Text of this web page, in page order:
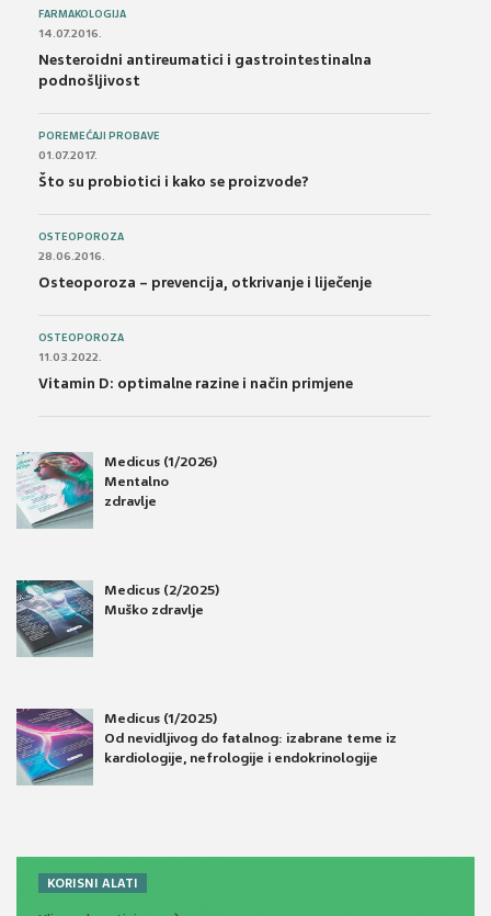
FARMAKOLOGIJA
14.07.2016.
Nesteroidni antireumatici i gastrointestinalna
podnošljivost
POREMEĆAJI PROBAVE
01.07.2017.
Što su probiotici i kako se proizvode?
OSTEOPOROZA
28.06.2016.
Osteoporoza – prevencija, otkrivanje i liječenje
OSTEOPOROZA
11.03.2022.
Vitamin D: optimalne razine i način primjene
Medicus (1/2026)
Mentalno
zdravlje
Medicus (2/2025)
Muško zdravlje
Medicus (1/2025)
Od nevidljivog do fatalnog: izabrane teme iz
kardiologije, nefrologije i endokrinologije
KORISNI ALATI